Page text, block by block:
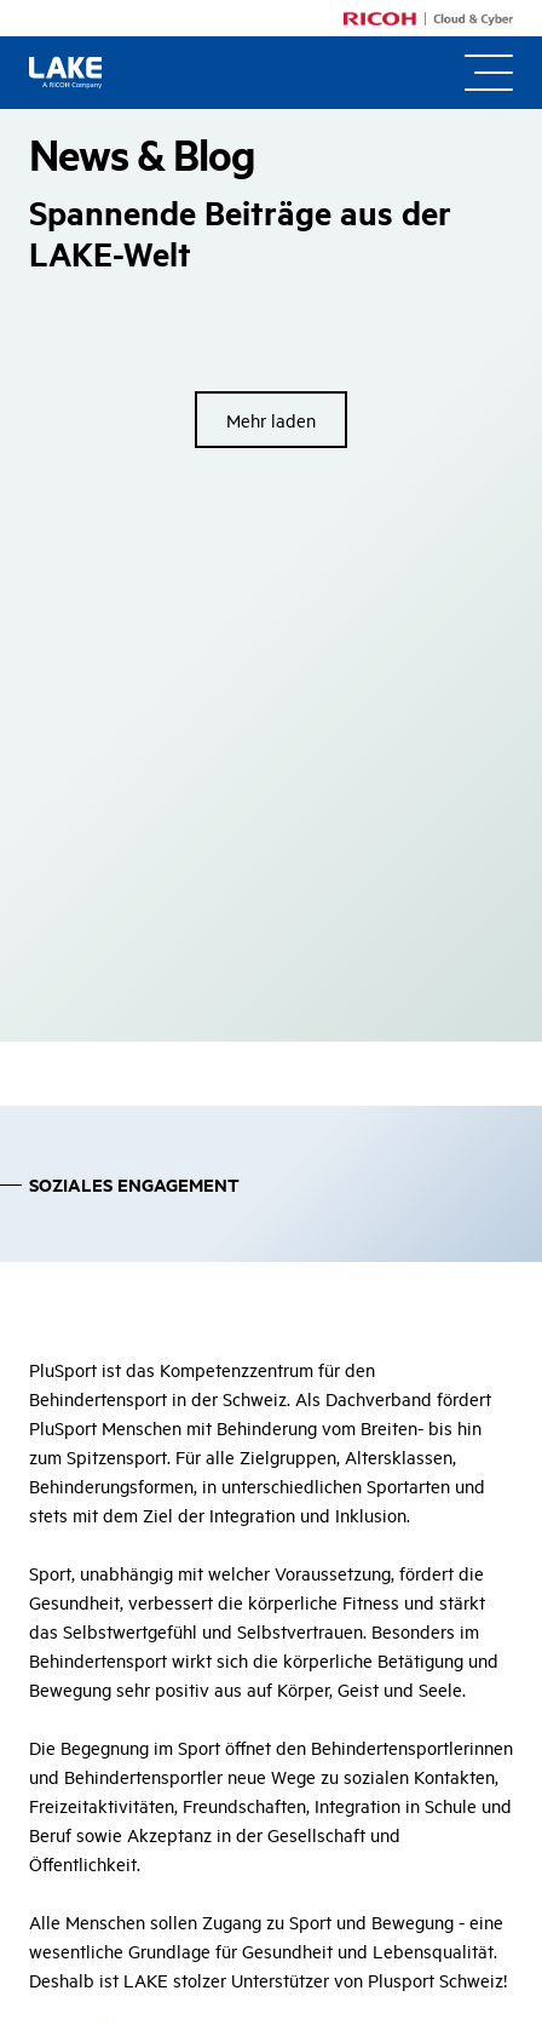
News & Blog
Spannende Beiträge aus der
LAKE-Welt
Mehr laden
SOZIALES ENGAGEMENT
PluSport ist das Kompetenzzentrum für den
Behindertensport in der Schweiz. Als Dachverband fördert
PluSport Menschen mit Behinderung vom Breiten- bis hin
zum Spitzensport. Für alle Zielgruppen, Altersklassen,
Behinderungsformen, in unterschiedlichen Sportarten und
stets mit dem Ziel der Integration und Inklusion.
Sport, unabhängig mit welcher Voraussetzung, fördert die
Gesundheit, verbessert die körperliche Fitness und stärkt
das Selbstwertgefühl und Selbstvertrauen. Besonders im
Behindertensport wirkt sich die körperliche Betätigung und
Bewegung sehr positiv aus auf Körper, Geist und Seele.
Die Begegnung im Sport öffnet den Behindertensportlerinnen
und Behindertensportler neue Wege zu sozialen Kontakten,
Freizeitaktivitäten, Freundschaften, Integration in Schule und
Beruf sowie Akzeptanz in der Gesellschaft und
Öffentlichkeit.
Alle Menschen sollen Zugang zu Sport und Bewegung - eine
wesentliche Grundlage für Gesundheit und Lebensqualität.
Deshalb ist LAKE stolzer Unterstützer von Plusport Schweiz!